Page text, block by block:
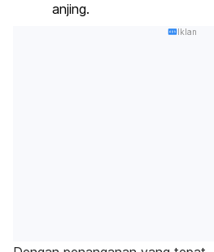
anjing.
Iklan